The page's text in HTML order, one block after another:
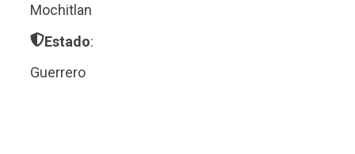
Mochitlan
Estado:
Guerrero